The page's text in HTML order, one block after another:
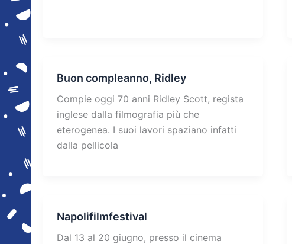
Buon compleanno, Ridley
Compie oggi 70 anni Ridley Scott, regista
inglese dalla filmografia più che
eterogenea. I suoi lavori spaziano infatti
dalla pellicola
Napolifilmfestival
Dal 13 al 20 giugno, presso il cinema